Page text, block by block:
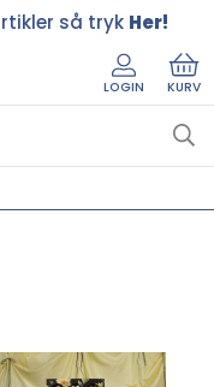
så tryk Her!
LOGIN KURV